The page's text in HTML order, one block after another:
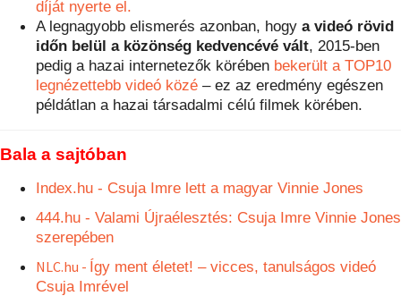
díját nyerte el.
A legnagyobb elismerés azonban, hogy a videó rövid
időn belül a közönség kedvencévé vált, 2015-ben
pedig a hazai internetezők körében bekerült a TOP10
legnézettebb videó közé – ez az eredmény egészen
példátlan a hazai társadalmi célú filmek körében.
Bala a sajtóban
Index.hu - Csuja Imre lett a magyar Vinnie Jones
444.hu - Valami Újraélesztés: Csuja Imre Vinnie Jones
szerepében
NLC.hu - Így ment életet! – vicces, tanulságos videó
Csuja Imrével